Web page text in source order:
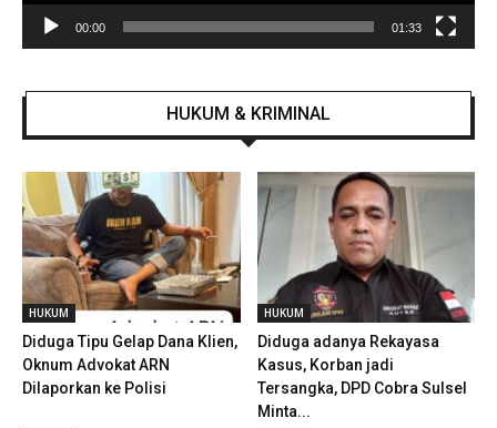
00:00 01:33
HUKUM & KRIMINAL
HUKUM
Diduga Tipu Gelap Dana Klien,
Oknum Advokat ARN
Dilaporkan ke Polisi
HUKUM
Diduga adanya Rekayasa
Kasus, Korban jadi
Tersangka, DPD Cobra Sulsel
Minta...